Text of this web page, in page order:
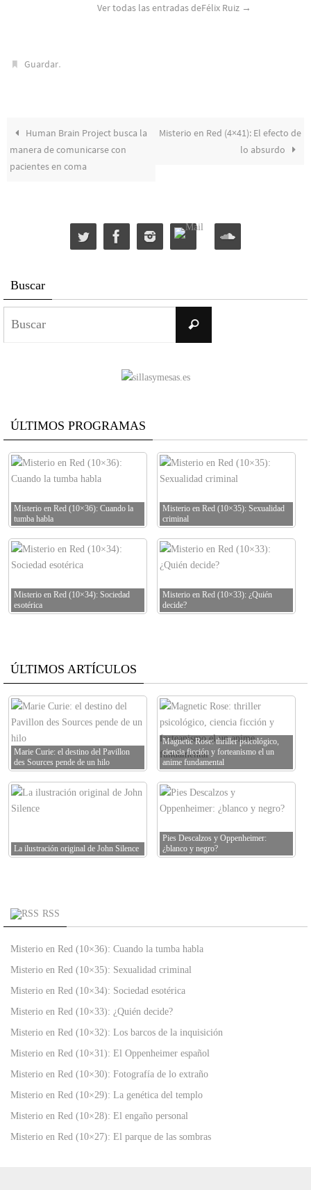
Ver todas las entradas deFélix Ruiz →
Guardar.
Human Brain Project busca la
manera de comunicarse con
pacientes en coma
Misterio en Red (4×41): El efecto de
lo absurdo
Buscar
Buscar
ÚLTIMOS PROGRAMAS
Misterio en Red (10×36): Cuando la
tumba habla
Misterio en Red (10×35): Sexualidad
criminal
Misterio en Red (10×34): Sociedad
esotérica
Misterio en Red (10×33): ¿Quién
decide?
ÚLTIMOS ARTÍCULOS
Marie Curie: el destino del Pavillon
des Sources pende de un hilo
Magnetic Rose: thriller psicológico,
ciencia ficción y forteanismo el un
anime fundamental
La ilustración original de John Silence
Pies Descalzos y Oppenheimer:
¿blanco y negro?
RSS
Misterio en Red (10×36): Cuando la tumba habla
Misterio en Red (10×35): Sexualidad criminal
Misterio en Red (10×34): Sociedad esotérica
Misterio en Red (10×33): ¿Quién decide?
Misterio en Red (10×32): Los barcos de la inquisición
Misterio en Red (10×31): El Oppenheimer español
Misterio en Red (10×30): Fotografía de lo extraño
Misterio en Red (10×29): La genética del templo
Misterio en Red (10×28): El engaño personal
Misterio en Red (10×27): El parque de las sombras